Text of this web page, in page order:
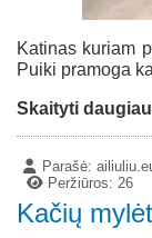
Katinas kuriam
Puiki pramoga
Skaityti
Parašė:
Peržiūros: 26
Kačių